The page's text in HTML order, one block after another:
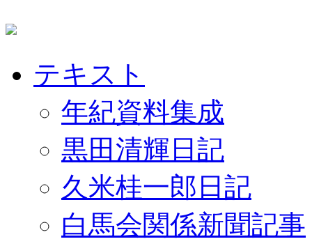
テキスト
年紀資料集成
黒田清輝日記
久米桂一郎日記
白馬会関係新聞記事